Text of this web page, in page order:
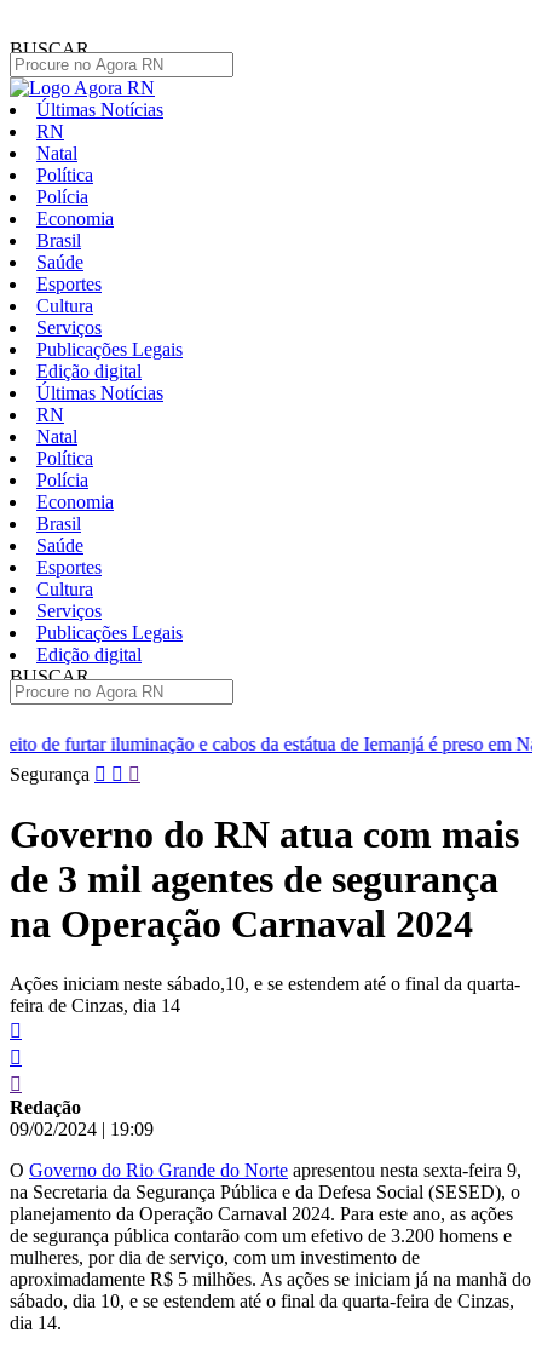
BUSCAR
Últimas Notícias
RN
Natal
Política
Polícia
Economia
Brasil
Saúde
Esportes
Cultura
Serviços
Publicações Legais
Edição digital
Últimas Notícias
RN
Natal
Política
Polícia
Economia
Brasil
Saúde
Esportes
Cultura
Serviços
Publicações Legais
Edição digital
BUSCAR
e cabos da estátua de Iemanjá é preso em Natal
Homem é
Pular
para
conteúdo
Segurança
Governo do RN atua com mais
de 3 mil agentes de segurança
na Operação Carnaval 2024
Ações iniciam neste sábado,10, e se estendem até o final da quarta-
feira de Cinzas, dia 14
Redação
09/02/2024 | 19:09
O Governo do Rio Grande do Norte apresentou nesta sexta-feira 9,
na Secretaria da Segurança Pública e da Defesa Social (SESED), o
planejamento da Operação Carnaval 2024. Para este ano, as ações
de segurança pública contarão com um efetivo de 3.200 homens e
mulheres, por dia de serviço, com um investimento de
aproximadamente R$ 5 milhões. As ações se iniciam já na manhã do
sábado, dia 10, e se estendem até o final da quarta-feira de Cinzas,
dia 14.